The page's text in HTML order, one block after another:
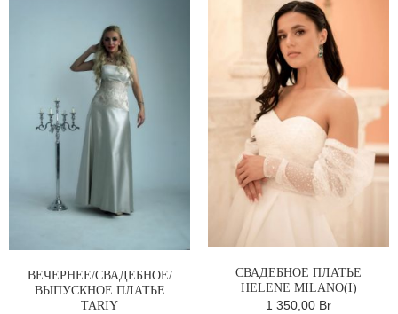
ВЕЧЕРНЕЕ/СВАДЕБНОЕ/
ВЫПУСКНОЕ ПЛАТЬЕ
TARIY
СВАДЕБНОЕ ПЛАТЬЕ
HELENE MILANO(I)
1 350,00 Br